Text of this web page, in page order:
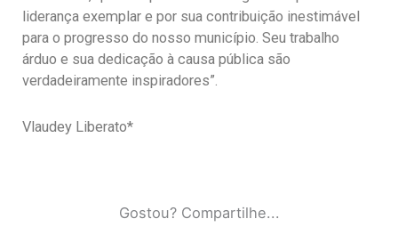
liderança exemplar e por sua contribuição inestimável
para o progresso do nosso município. Seu trabalho
árduo e sua dedicação à causa pública são
verdadeiramente inspiradores”.
Vlaudey Liberato*
Gostou? Compartilhe...